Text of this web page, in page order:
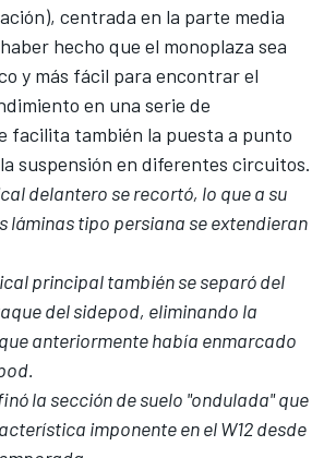
centrada en la parte media
hecho que el monoplaza sea
y más fácil para encontrar el
en una serie de
facilita también la puesta a punto
suspensión en diferentes circuitos.
delantero se recortó, lo que a su
láminas tipo persiana se extendieran
principal también se separó del
del sidepod, eliminando la
anteriormente había enmarcado
la sección de suelo "ondulada" que
imponente en el W12 desde